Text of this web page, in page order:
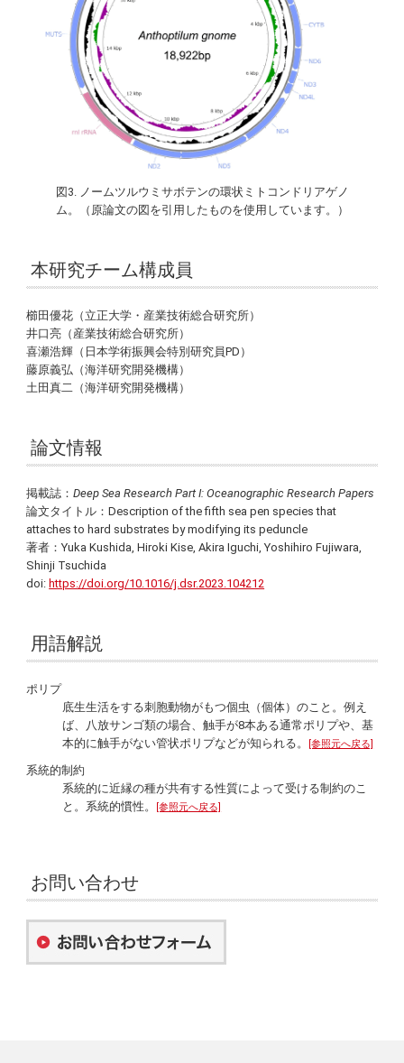
図3. ノームツルウミサボテンの環状ミトコンドリアゲノ
ム。（原論⽂の図を引⽤したものを使⽤しています。）
本研究チーム構成員
櫛田優花（立正大学・産業技術総合研究所）
井口亮（産業技術総合研究所）
喜瀬浩輝（日本学術振興会特別研究員PD）
藤原義弘（海洋研究開発機構）
土田真二（海洋研究開発機構）
論文情報
掲載誌：Deep Sea Research Part I: Oceanographic Research Papers
論文タイトル：Description of the fifth sea pen species that
attaches to hard substrates by modifying its peduncle
著者：Yuka Kushida, Hiroki Kise, Akira Iguchi, Yoshihiro Fujiwara,
Shinji Tsuchida
doi:https://doi.org/10.1016/j.dsr.2023.104212
用語解説
ポリプ
底生生活をする刺胞動物がもつ個虫（個体）のこと。例え
ば、八放サンゴ類の場合、触手が8本ある通常ポリプや、基
本的に触手がない管状ポリプなどが知られる。
[参照元へ戻る]
系統的制約
系統的に近縁の種が共有する性質によって受ける制約のこ
と。系統的慣性。
[参照元へ戻る]
お問い合わせ